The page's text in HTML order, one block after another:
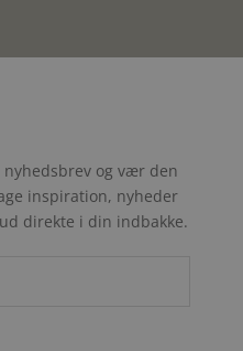
og vær den
inspiration, nyheder
direkte i din indbakke.